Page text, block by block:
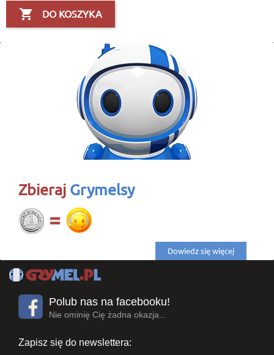
 DO KOSZYKA
Zbieraj Grymelsy
Dowiedz się więcej
Polub nas na facebooku!
Nie ominię Cię żadna okazja...
Zapisz się do newslettera: